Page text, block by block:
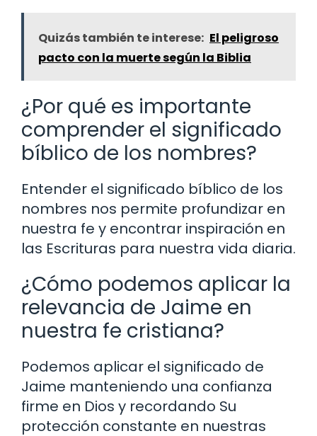
Quizás también te interese: El peligroso
pacto con la muerte según la Biblia
¿Por qué es importante
comprender el significado
bíblico de los nombres?
Entender el significado bíblico de los
nombres nos permite profundizar en
nuestra fe y encontrar inspiración en
las Escrituras para nuestra vida diaria.
¿Cómo podemos aplicar la
relevancia de Jaime en
nuestra fe cristiana?
Podemos aplicar el significado de
Jaime manteniendo una confianza
firme en Dios y recordando Su
protección constante en nuestras